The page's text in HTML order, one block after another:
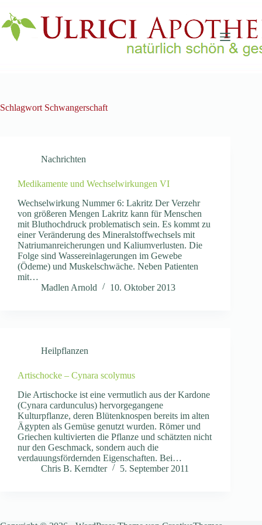
Inhalt
springen
Schlagwort Schwangerschaft
Nachrichten
Medikamente und Wechselwirkungen VI
Wechselwirkung Nummer 6: Lakritz Der Verzehr
von größeren Mengen Lakritz kann für Menschen
mit Bluthochdruck problematisch sein. Es kommt zu
einer Veränderung des Mineralstoffwechsels mit
Natriumanreicherungen und Kaliumverlusten. Die
Folge sind Wassereinlagerungen im Gewebe
(Ödeme) und Muskelschwäche. Neben Patienten
mit…
Madlen Arnold
10. Oktober 2013
Heilpflanzen
Artischocke – Cynara scolymus
Die Artischocke ist eine vermutlich aus der Kardone
(Cynara cardunculus) hervorgegangene
Kulturpflanze, deren Blütenknospen bereits im alten
Ägypten als Gemüse genutzt wurden. Römer und
Griechen kultivierten die Pflanze und schätzten nicht
nur den Geschmack, sondern auch die
verdauungsfördernden Eigenschaften. Bei…
Chris B. Kerndter
5. September 2011